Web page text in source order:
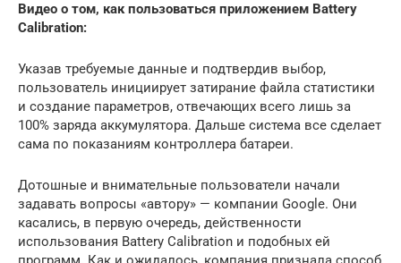
Видео о том, как пользоваться приложением Battery
Calibration:
Указав требуемые данные и подтвердив выбор,
пользователь инициирует затирание файла статистики
и создание параметров, отвечающих всего лишь за
100% заряда аккумулятора. Дальше система все сделает
сама по показаниям контроллера батареи.
Дотошные и внимательные пользователи начали
задавать вопросы «автору» — компании Google. Они
касались, в первую очередь, действенности
использования Battery Calibration и подобных ей